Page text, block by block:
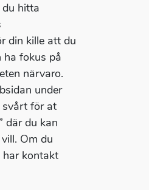
hitta
din kille att du
ha fokus på
närvaro.
under
svårt för at
där du kan
Om du
har kontakt